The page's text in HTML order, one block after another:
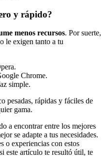
y rápido?
menos recursos. Por suerte,
le exigen tanto a tu
Chrome.
simple.
pesadas, rápidas y fáciles de
gama.
a encontrar entre los mejores
se adapte a tus necesidades.
o experiencias con estos
este artículo te resultó útil, te